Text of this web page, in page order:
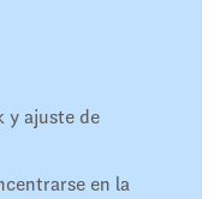
y ajuste de
en la